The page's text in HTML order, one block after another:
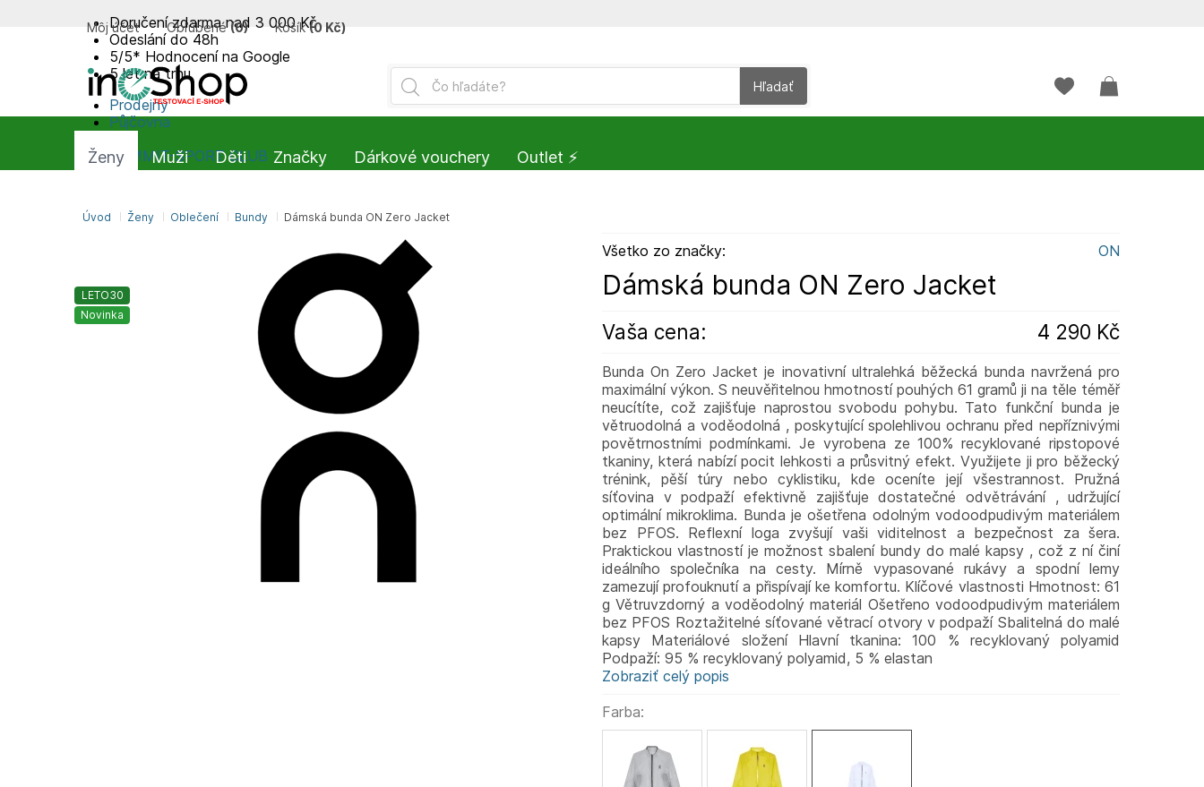
LETO30
Novinka
Všetko zo značky: ON
Dámská bunda ON Zero Jacket
Vaša cena: 4 290 Kč
Bunda On Zero Jacket je inovativní ultralehká běžecká bunda navržená pro
maximální výkon. S neuvěřitelnou hmotností pouhých 61 gramů ji na těle téměř
neucítíte, což zajišťuje naprostou svobodu pohybu. Tato funkční bunda je
větruodolná a voděodolná , poskytující spolehlivou ochranu před nepříznivými
povětrnostními podmínkami. Je vyrobena ze 100% recyklované ripstopové
tkaniny, která nabízí pocit lehkosti a průsvitný efekt. Využijete ji pro běžecký
trénink, pěší túry nebo cyklistiku, kde oceníte její všestrannost. Pružná
síťovina v podpaží efektivně zajišťuje dostatečné odvětrávání , udržující
optimální mikroklima. Bunda je ošetřena odolným vodoodpudivým materiálem
bez PFOS. Reflexní loga zvyšují vaši viditelnost a bezpečnost za šera.
Praktickou vlastností je možnost sbalení bundy do malé kapsy , což z ní činí
ideálního společníka na cesty. Mírně vypasované rukávy a spodní lemy
zamezují profouknutí a přispívají ke komfortu. Klíčové vlastnosti Hmotnost: 61
g Větruvzdorný a voděodolný materiál Ošetřeno vodoodpudivým materiálem
bez PFOS Roztažitelné síťované větrací otvory v podpaží Sbalitelná do malé
kapsy Materiálové složení Hlavní tkanina: 100 % recyklovaný polyamid
Podpaží: 95 % recyklovaný polyamid, 5 % elastan
Zobraziť celý popis
Farba:
Doručení zdarma nad 3 000 Kč
Odeslání do 48h
5/5* Hodnocení na Google
5 let na trhu
Prodejny
Půjčovna
SUMMIT-SPORT CLUB
Hľadať
Môj účet Obľúbené (0) Košík (0 Kč)
Úvod Ženy Oblečení Bundy Dámská bunda ON Zero Jacket
Ženy Muži Děti Značky Dárkové vouchery Outlet ⚡️